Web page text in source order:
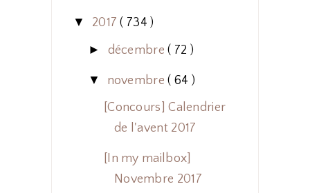
▼ 2017( 734 )
► décembre( 72 )
▼ novembre( 64 )
[Concours] Calendrier
de l'avent 2017
[In my mailbox]
Novembre 2017